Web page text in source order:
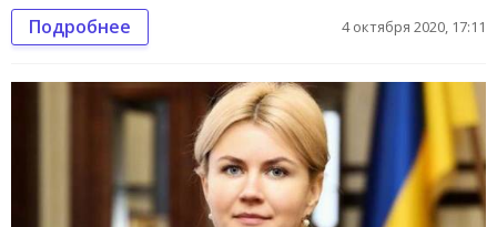
Подробнее 4 октября 2020, 17:11